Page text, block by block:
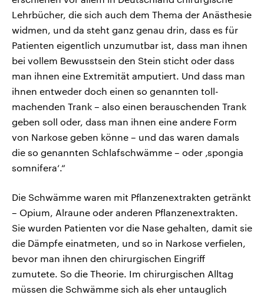
Lehrbücher, die sich auch dem Thema der Anästhesie
widmen, und da steht ganz genau drin, dass es für
Patienten eigentlich unzumutbar ist, dass man ihnen
bei vollem Bewusstsein den Stein sticht oder dass
man ihnen eine Extremität amputiert. Und dass man
ihnen entweder doch einen so genannten toll-
machenden Trank – also einen berauschenden Trank
geben soll oder, dass man ihnen eine andere Form
von Narkose geben könne – und das waren damals
die so genannten Schlafschwämme – oder ‚spongia
somnifera‘.“
Die Schwämme waren mit Pflanzenextrakten getränkt
– Opium, Alraune oder anderen Pflanzenextrakten.
Sie wurden Patienten vor die Nase gehalten, damit sie
die Dämpfe einatmeten, und so in Narkose verfielen,
bevor man ihnen den chirurgischen Eingriff
zumutete. So die Theorie. Im chirurgischen Alltag
müssen die Schwämme sich als eher untauglich